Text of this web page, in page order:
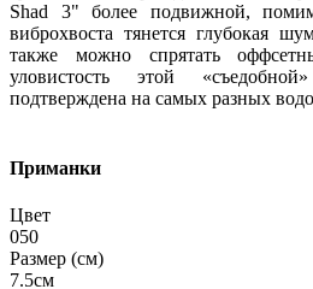
Shad 3" более подвижной,
виброхвоста тянется глубокая
также можно спрятать
уловистость этой
подтверждена на самых разных
Приманки
Цвет
050
Размер (см)
7.5см